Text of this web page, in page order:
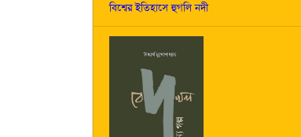
বিশ্বের ইতিহাসে হুগলি নদী